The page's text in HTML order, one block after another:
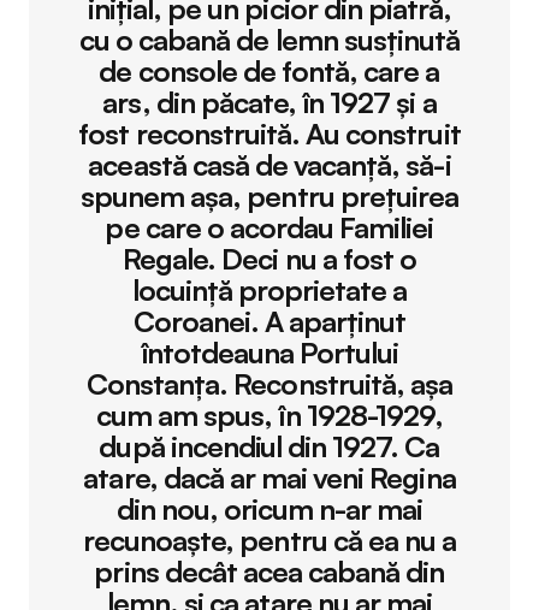
inițial, pe un picior din piatră,
cu o cabană de lemn susținută
de console de fontă, care a
ars, din păcate, în 1927 și a
fost reconstruită. Au construit
această casă de vacanță, să-i
spunem așa, pentru prețuirea
pe care o acordau Familiei
Regale. Deci nu a fost o
locuință proprietate a
Coroanei. A aparținut
întotdeauna Portului
Constanța. Reconstruită, așa
cum am spus, în 1928-1929,
după incendiul din 1927. Ca
atare, dacă ar mai veni Regina
din nou, oricum n-ar mai
recunoaște, pentru că ea nu a
prins decât acea cabană din
lemn, și ca atare nu ar mai